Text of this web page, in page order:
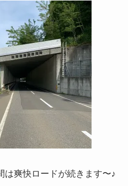
は爽快ロードが続きます〜♪